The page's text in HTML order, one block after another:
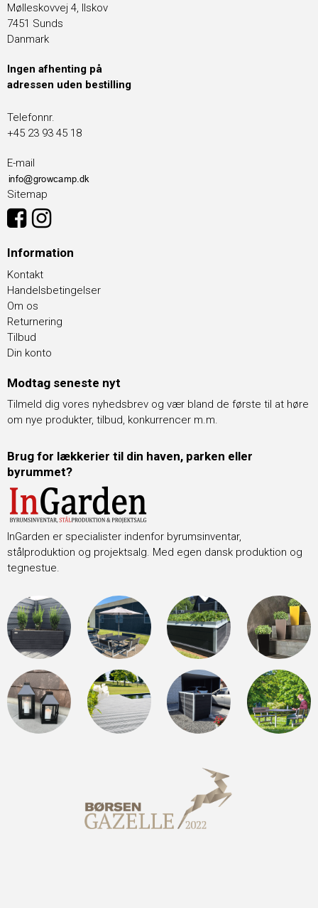
Mølleskovvej 4, Ilskov
7451 Sunds
Danmark
Ingen afhenting på
adressen uden bestilling
Telefonnr.
+45 23 93 45 18
E-mail
Sitemap
Information
Kontakt
Handelsbetingelser
Om os
Returnering
Tilbud
Din konto
Modtag seneste nyt
Tilmeld dig vores nyhedsbrev og vær bland de første til at høre
om nye produkter, tilbud, konkurrencer m.m.
Brug for lækkerier til din haven, parken eller
byrummet?
InGarden er specialister indenfor byrumsinventar,
stålproduktion og projektsalg. Med egen dansk produktion og
tegnestue.